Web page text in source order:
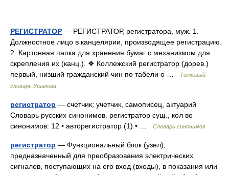
РЕГИСТРАТОР — РЕГИСТРАТОР, регистратора, муж. 1.
Должностное лицо в канцелярии, производящее регистрацию.
2. Картонная папка для хранения бумаг с механизмом для
скрепления их (канц.). ❖ Коллежский регистратор (дорев.)
первый, низший гражданский чин по табели о …
Толковый
словарь Ушакова
регистратор — счетчик; учетчик, самописец, актуарий
Словарь русских синонимов. регистратор сущ., кол во
синонимов: 12 • авторегистратор (1) • …
Словарь синонимов
регистратор — Функциональный блок (узел),
предназначенный для преобразования электрических
сигналов, поступающих на его вход (входы), в показания или